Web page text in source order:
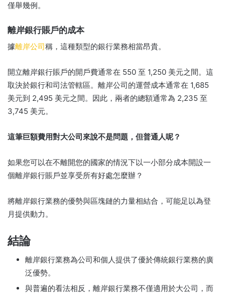
僅舉幾例。
離岸銀行賬戶的成本
據離岸公司稱，這種類型的銀行業務相當昂貴。
開立離岸銀行賬戶的開戶費通常在 550 至 1,250 美元之間。 這
取決於銀行和司法管轄區。 離岸公司的運營成本通常在 1,685
美元到 2,495 美元之間。 因此，兩者的總額通常為 2,235 至
3,745 美元。
這筆巨額費用對大公司來說不是問題，但普通人呢？
如果您可以在不離開您的國家的情況下以一小部分成本開設一
個離岸銀行賬戶並享受所有好處怎麼辦？
將離岸銀行業務的優勢與區塊鏈的力量相結合，可能足以為登
月提供動力。
結論
離岸銀行業務為公司和個人提供了優於傳統銀行業務的廣
泛優勢。
與普遍的看法相反，離岸銀行業務不僅適用於大公司，而